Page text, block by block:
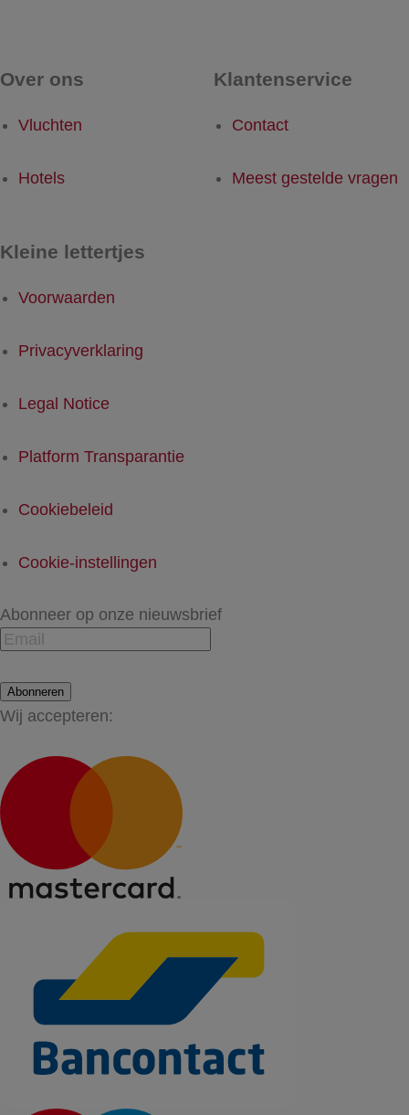
Over ons
Vluchten
Hotels
Klantenservice
Contact
Meest gestelde vragen
Kleine lettertjes
Voorwaarden
Privacyverklaring
Legal Notice
Platform Transparantie
Cookiebeleid
Cookie-instellingen
Abonneer op onze nieuwsbrief
Abonneren
Wij accepteren: